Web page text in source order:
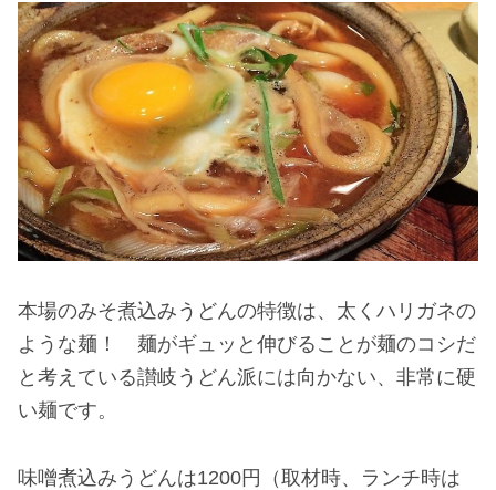
本場のみそ煮込みうどんの特徴は、太くハリガネの
ような麺！ 麺がギュッと伸びることが麺のコシだ
と考えている讃岐うどん派には向かない、非常に硬
い麺です。
味噌煮込みうどんは1200円（取材時、ランチ時は